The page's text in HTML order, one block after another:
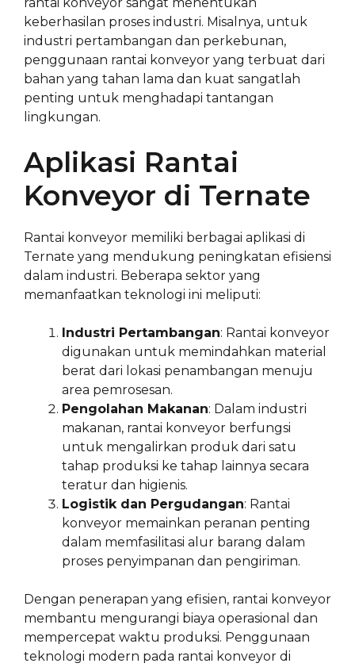
keberhasilan proses industri. Misalnya, untuk
industri pertambangan dan perkebunan,
penggunaan rantai konveyor yang terbuat dari
bahan yang tahan lama dan kuat sangatlah
penting untuk menghadapi tantangan
lingkungan.
Aplikasi Rantai
Konveyor di Ternate
Rantai konveyor memiliki berbagai aplikasi di
Ternate yang mendukung peningkatan efisiensi
dalam industri. Beberapa sektor yang
memanfaatkan teknologi ini meliputi:
Industri Pertambangan: Rantai konveyor
digunakan untuk memindahkan material
berat dari lokasi penambangan menuju
area pemrosesan.
Pengolahan Makanan: Dalam industri
makanan, rantai konveyor berfungsi
untuk mengalirkan produk dari satu
tahap produksi ke tahap lainnya secara
teratur dan higienis.
Logistik dan Pergudangan: Rantai
konveyor memainkan peranan penting
dalam memfasilitasi alur barang dalam
proses penyimpanan dan pengiriman.
Dengan penerapan yang efisien, rantai konveyor
membantu mengurangi biaya operasional dan
mempercepat waktu produksi. Penggunaan
teknologi modern pada rantai konveyor di